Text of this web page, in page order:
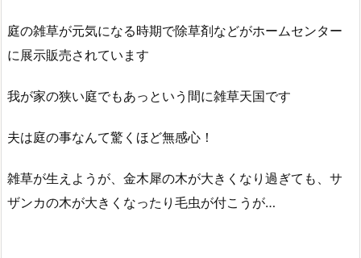
庭の雑草が元気になる時期で除草剤などがホームセンター
に展示販売されています
我が家の狭い庭でもあっという間に雑草天国です
夫は庭の事なんて驚くほど無感心！
雑草が生えようが、金木犀の木が大きくなり過ぎても、サ
ザンカの木が大きくなったり毛虫が付こうが…